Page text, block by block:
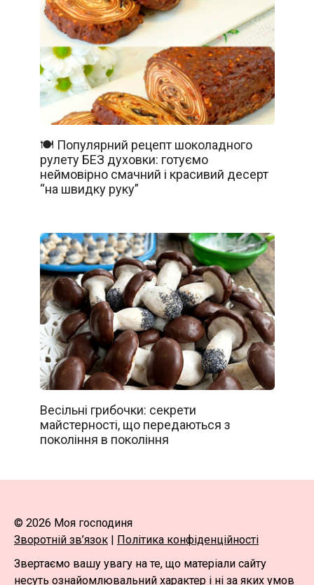
🍽️ Популярний рецепт шоколадного
рулету БЕЗ духовки: готуємо
неймовірно смачний і красивий десерт
“на швидку руку”
Весільні грибочки: секрети
майстерності, що передаються з
покоління в покоління
© 2026 Моя господиня
Зворотній зв’язок | Політика конфіденційності
Звертаємо вашу увагу на те, що матеріали сайту
несуть ознайомлювальний характер і ні за яких умов